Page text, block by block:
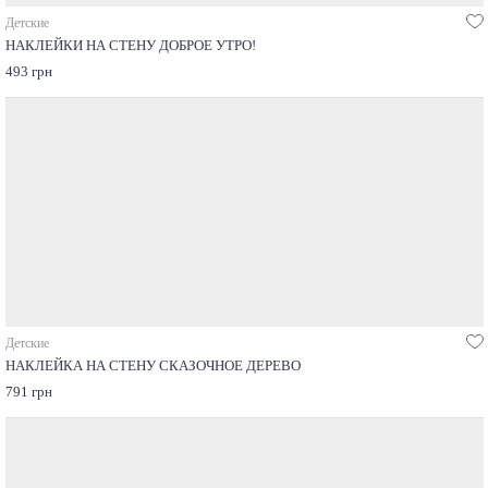
Детские
НАКЛЕЙКИ НА СТЕНУ ДОБРОЕ УТРО!
493 грн
Детские
НАКЛЕЙКА НА СТЕНУ СКАЗОЧНОЕ ДЕРЕВО
791 грн